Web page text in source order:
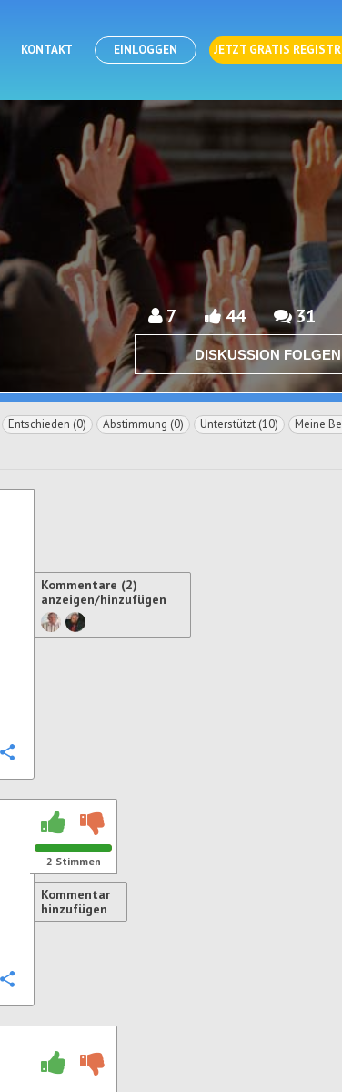
KONTAKT EINLOGGEN JETZT GRATIS
7 44 31
DISKUSSION FOLGEN
Entschieden (0) Abstimmung (0) Unterstützt (10)
Meine
Kommentare (2)
anzeigen/hinzufügen
2 Stimmen
Kommentar
hinzufügen